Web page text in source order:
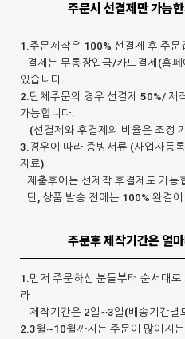
주문시 선결제만 가능
1.주문제작은 100% 선결제 후 주문
결제는 무통장입금/카드결제(홈
있습니다.
2.단체주문의 경우 선결제 50%/ 제
가능합니다.
(선결제와 후결제의 비율은 조정
3.경우에 따라 증빙서류 (사업자등
자료)
제출후에는 선제작 후결제도 가능
단, 상품 발송 전에는 100% 완결
주문후 제작기간은 얼
1.먼저 주문하신 분들부터 순서대로
라
제작기간은 2일~3일(배송기간별
2.3월~10월까지는 주문이 많이지